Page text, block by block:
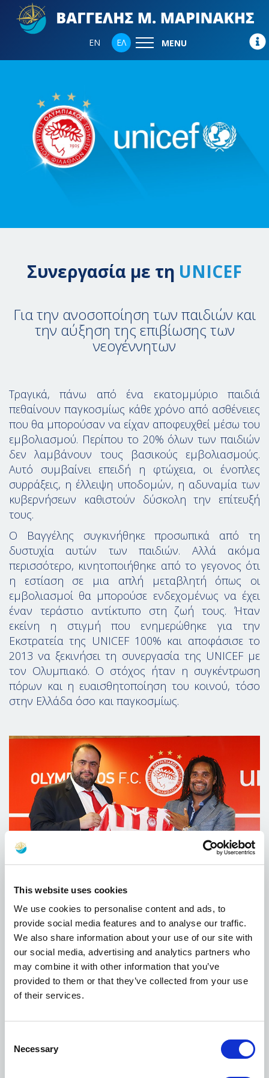
This website uses cookies
We use cookies to personalise content and ads, to
provide social media features and to analyse our traffic.
We also share information about your use of our site with
our social media, advertising and analytics partners who
may combine it with other information that you’ve
provided to them or that they’ve collected from your use
of their services.
Selection
Necessary
EN ΕΛ MENU
Συνεργασία με τη UΝICEF
Για την ανοσοποίηση των παιδιών και
την αύξηση της επιβίωσης των
νεογέννητων
Τραγικά, πάνω από ένα εκατομμύριο παιδιά
πεθαίνουν παγκοσμίως κάθε χρόνο από ασθένειες
που θα μπορούσαν να είχαν αποφευχθεί μέσω του
εμβολιασμού. Περίπου το 20% όλων των παιδιών
δεν λαμβάνουν τους βασικούς εμβολιασμούς.
Αυτό συμβαίνει επειδή η φτώχεια, οι ένοπλες
συρράξεις, η έλλειψη υποδομών, η αδυναμία των
κυβερνήσεων καθιστούν δύσκολη την επίτευξή
τους.
Ο Βαγγέλης συγκινήθηκε προσωπικά από τη
δυστυχία αυτών των παιδιών. Αλλά ακόμα
περισσότερο, κινητοποιήθηκε από το γεγονος ότι
η εστίαση σε μια απλή μεταβλητή όπως οι
εμβολιασμοί θα μπορούσε ενδεχομένως να έχει
έναν τεράστιο αντίκτυπο στη ζωή τους. Ήταν
εκείνη η στιγμή που ενημερώθηκε για την
Εκστρατεία της UNICEF 100% και αποφάσισε το
2013 να ξεκινήσει τη συνεργασία της UNICEF με
τον Ολυμπιακό. Ο στόχος ήταν η συγκέντρωση
πόρων και η ευαισθητοποίηση του κοινού, τόσο
στην Ελλάδα όσο και παγκοσμίως.
Τον Οκτώβριο του 2013,ο Ολυμπιακός και η
UNICEF ανακοίνωσαν την εταιρική τους
συνεργασία σε μια παγκόσμια πρωτοβουλία, την
Εκστρατεία 100% της UNICEF
παιδιών σε διάφορες χώρες του κόσμου που
αντιμετωπίζουν σοβαρούς κινδύνους για την
υγεία.
Στο πλαίσιο αυτής της προσπάθειας, ο